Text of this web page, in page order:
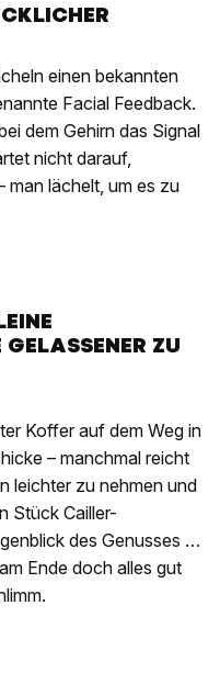
einen bekannten
Facial Feedback.
dem Gehirn das Signal
nicht darauf,
man lächelt, um es zu
ZU
Koffer auf dem Weg in
– manchmal reicht
leichter zu nehmen und
Stück Cailler-
des Genusses …
Ende doch alles gut